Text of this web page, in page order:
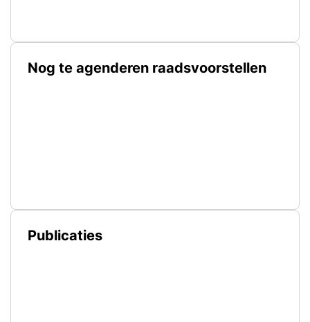
Nog te agenderen raadsvoorstellen
Publicaties